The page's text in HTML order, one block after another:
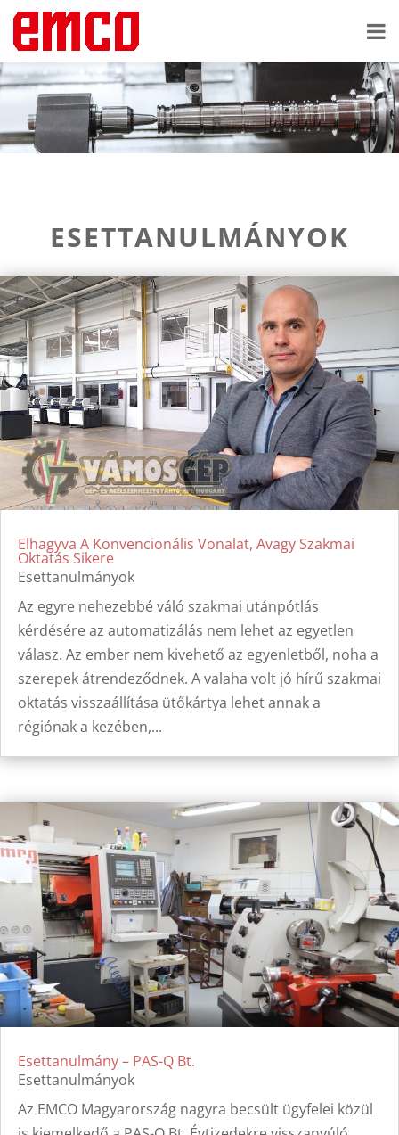
ESETTANULMÁNYOK
Elhagyva A Konvencionális Vonalat, Avagy Szakmai
Oktatás Sikere
Esettanulmányok
Az egyre nehezebbé váló szakmai utánpótlás
kérdésére az automatizálás nem lehet az egyetlen
válasz. Az ember nem kivehető az egyenletből, noha a
szerepek átrendeződnek. A valaha volt jó hírű szakmai
oktatás visszaállítása ütőkártya lehet annak a
régiónak a kezében,...
Esettanulmány – PAS-Q Bt.
Esettanulmányok
Az EMCO Magyarország nagyra becsült ügyfelei közül